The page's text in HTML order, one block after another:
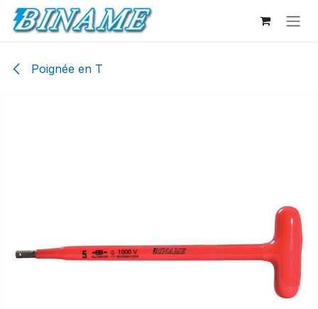
Se rendre au contenu
Poignée en T